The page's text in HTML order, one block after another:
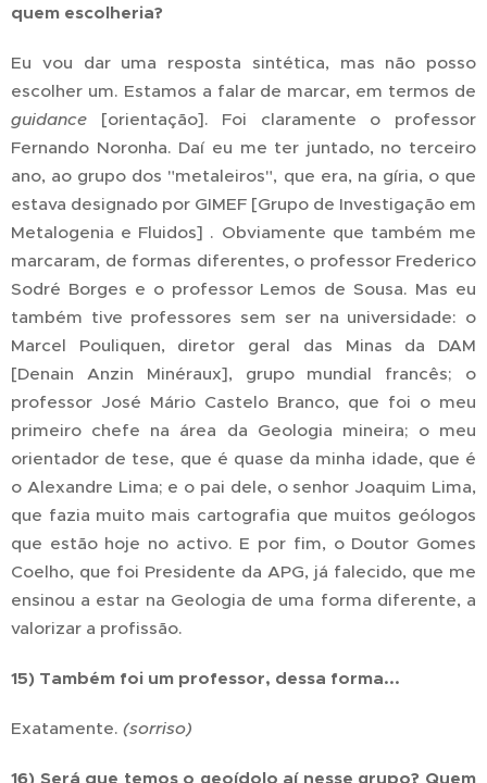
quem escolheria?
Eu vou dar uma resposta sintética, mas não posso
escolher um. Estamos a falar de marcar, em termos de
guidance [orientação]. Foi claramente o professor
Fernando Noronha. Daí eu me ter juntado, no terceiro
ano, ao grupo dos "metaleiros", que era, na gíria, o que
estava designado por GIMEF [Grupo de Investigação em
Metalogenia e Fluidos] . Obviamente que também me
marcaram, de formas diferentes, o professor Frederico
Sodré Borges e o professor Lemos de Sousa. Mas eu
também tive professores sem ser na universidade: o
Marcel Pouliquen, diretor geral das Minas da DAM
[Denain Anzin Minéraux], grupo mundial francês; o
professor José Mário Castelo Branco, que foi o meu
primeiro chefe na área da Geologia mineira; o meu
orientador de tese, que é quase da minha idade, que é
o Alexandre Lima; e o pai dele, o senhor Joaquim Lima,
que fazia muito mais cartografia que muitos geólogos
que estão hoje no activo. E por fim, o Doutor Gomes
Coelho, que foi Presidente da APG, já falecido, que me
ensinou a estar na Geologia de uma forma diferente, a
valorizar a profissão.
15) Também foi um professor, dessa forma...
Exatamente. (sorriso)
16) Será que temos o geoídolo aí nesse grupo? Quem